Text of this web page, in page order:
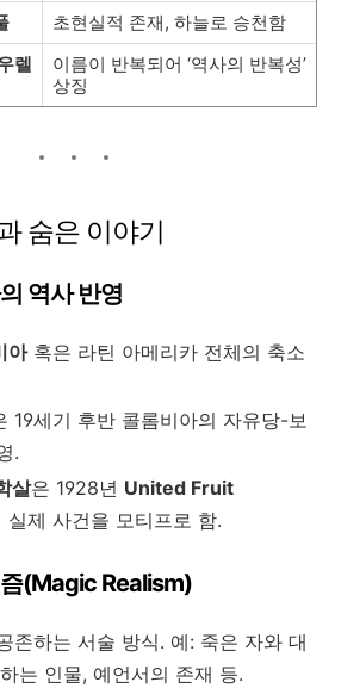
초현실적 존재, 하늘로 승천함
렐
이름이 반복되어 ‘역사의 반복성’
상징
숨은 이야기
역사 반영
아혹은 라틴 아메리카 전체의 축소
19세기 후반 콜롬비아의 자유당-보
.
살은 1928년 United Fruit
실제 사건을 모티프로 함.
(Magic Realism)
존하는 서술 방식. 예: 죽은 자와 대
는 인물, 예언서의 존재 등.